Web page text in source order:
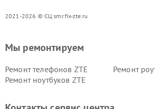
2021-2026 © СЦ smr.fix-zte.ru
Мы ремонтируем
Ремонт телефонов ZTE
Ремонт
Ремонт ноутбуков ZTE